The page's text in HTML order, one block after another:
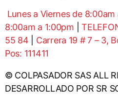
Lunes a Viernes de
8:00am a 1:00pm |
55 84
Carrera 19 # 7 – 3,
Pos: 111411
© COLPASADOR SAS ALL
DESARROLLADO POR SR